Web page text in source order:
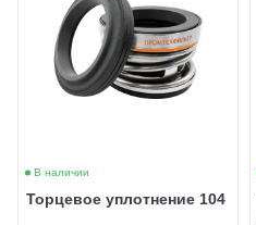
В наличии
Торцевое уплотнение 104